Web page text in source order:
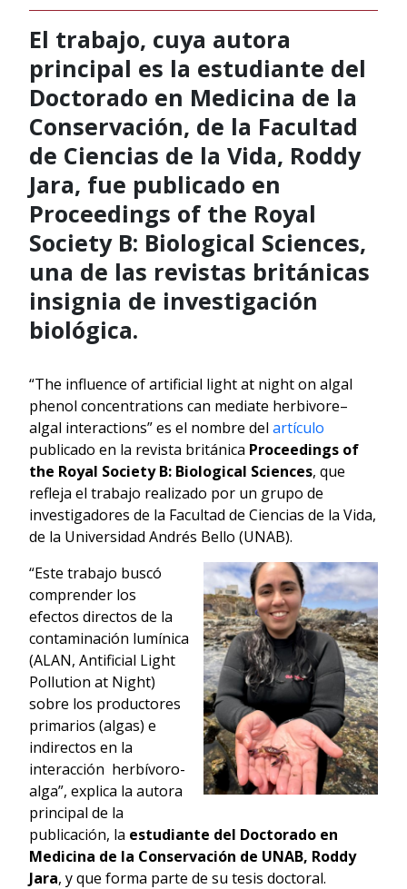
El trabajo, cuya autora
principal es la estudiante del
Doctorado en Medicina de la
Conservación, de la Facultad
de Ciencias de la Vida, Roddy
Jara, fue publicado en
Proceedings of the Royal
Society B: Biological Sciences,
una de las revistas británicas
insignia de investigación
biológica.
“The influence of artificial light at night on algal
phenol concentrations can mediate herbivore–
algal interactions” es el nombre del artículo
publicado en la revista británica Proceedings of
the Royal Society B: Biological Sciences, que
refleja el trabajo realizado por un grupo de
investigadores de la Facultad de Ciencias de la Vida,
de la Universidad Andrés Bello (UNAB).
“Este trabajo buscó
comprender los
efectos directos de la
contaminación lumínica
(ALAN, Antificial Light
Pollution at Night)
sobre los productores
primarios (algas) e
indirectos en la
interacción herbívoro-
alga”, explica la autora
principal de la
publicación, la estudiante del Doctorado en
Medicina de la Conservación de UNAB, Roddy
Jara, y que forma parte de su tesis doctoral.